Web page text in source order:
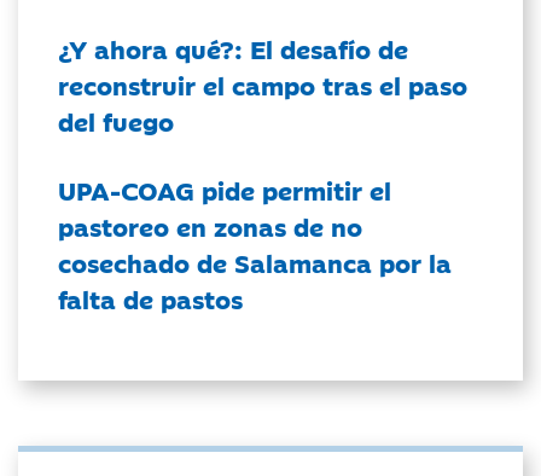
¿Y ahora qué?: El desafío de
reconstruir el campo tras el paso
del fuego
UPA-COAG pide permitir el
pastoreo en zonas de no
cosechado de Salamanca por la
falta de pastos